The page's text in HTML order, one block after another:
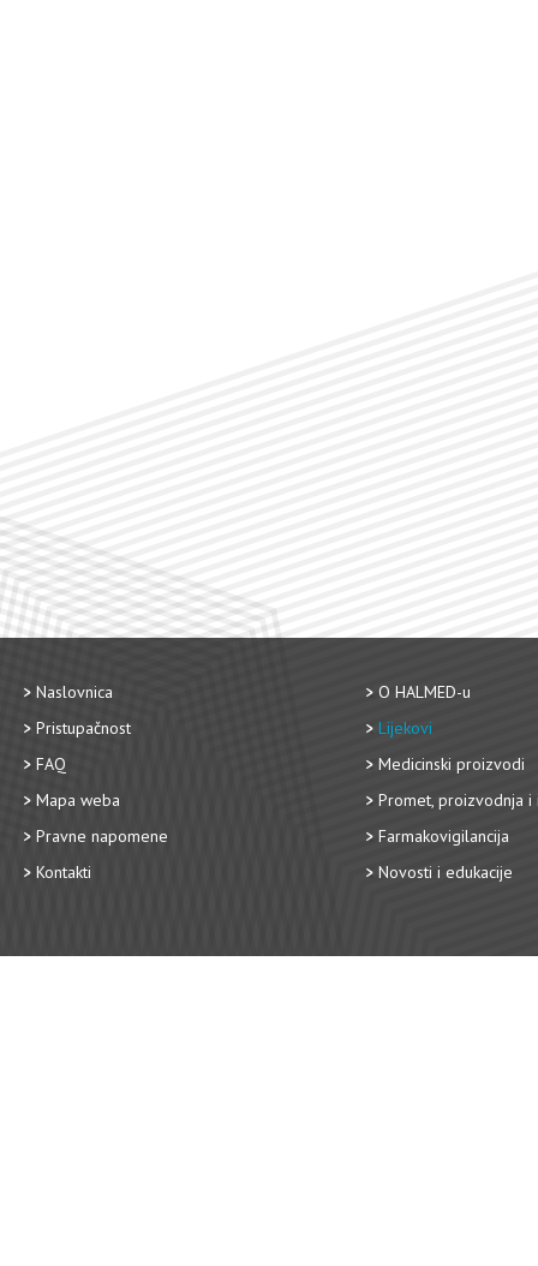
Naslovnica
Pristupačnost
FAQ
Mapa weba
Pravne napomene
Kontakti
O HALMED-u
Lijekovi
Medicinski proizvodi
Promet, proizvodnja i
Farmakovigilancija
Novosti i edukacije